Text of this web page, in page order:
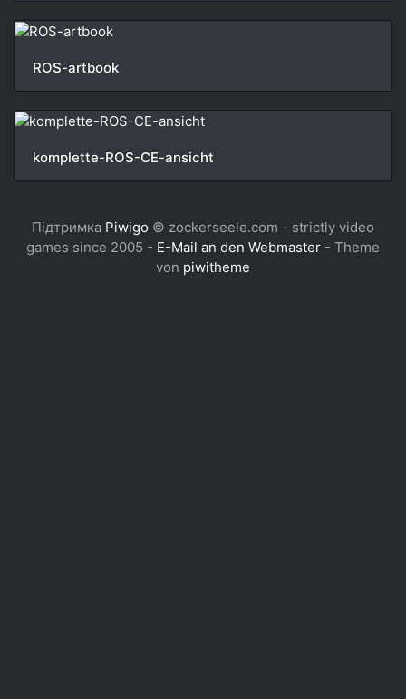
ROS-artbook
komplette-ROS-CE-ansicht
Підтримка Piwigo © zockerseele.com - strictly video
games since 2005 - E-Mail an den Webmaster - Theme
von piwitheme